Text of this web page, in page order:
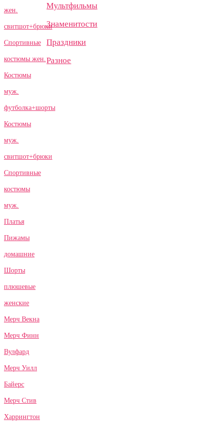
жен.
свитшот+брюки
Спортивные
костюмы жен.
Костюмы
муж.
футболка+шорты
Костюмы
муж.
свитшот+брюки
Спортивные
костюмы
муж.
Платья
Пижамы
домашние
Шорты
плюшевые
женские
Мерч Векна
Мерч Финн
Вулфард
Мерч Уилл
Байерс
Мерч Стив
Харрингтон
Мультфильмы
Знаменитости
Праздники
Разное